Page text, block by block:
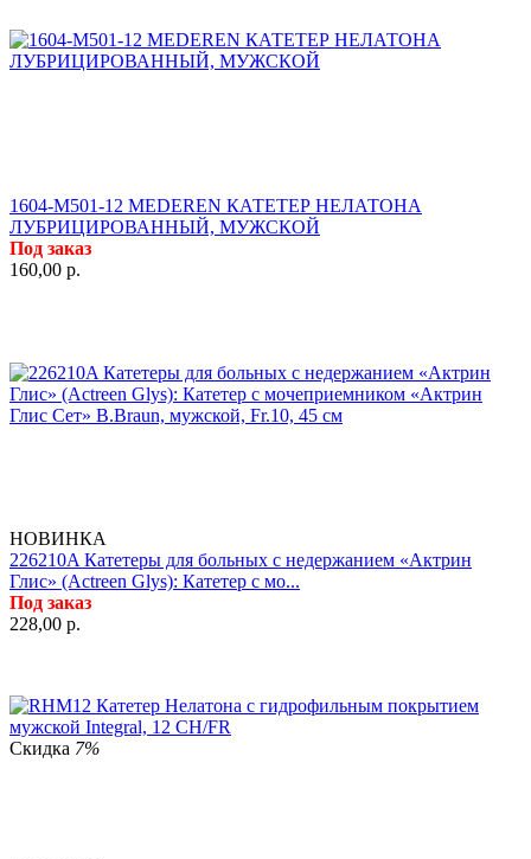
1604-M501-12 MEDEREN КАТЕТЕР НЕЛАТОНА
ЛУБРИЦИРОВАННЫЙ, МУЖСКОЙ
Под заказ
160,00 р.
НОВИНКА
226210A Катетеры для больных с недержанием «Актрин
Глис» (Actreen Glys): Катетер с мо...
Под заказ
228,00 р.
Скидка 7%